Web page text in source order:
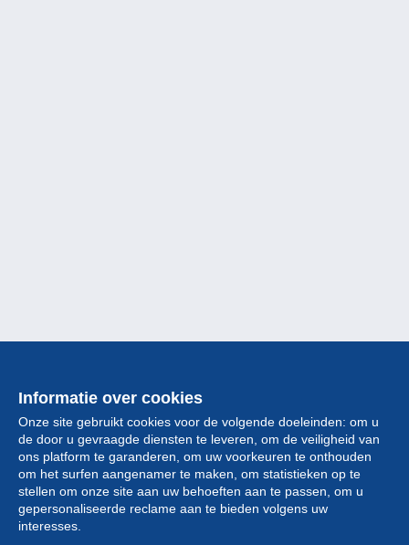
Informatie over cookies
Onze site gebruikt cookies voor de volgende doeleinden: om u
de door u gevraagde diensten te leveren, om de veiligheid van
ons platform te garanderen, om uw voorkeuren te onthouden
om het surfen aangenamer te maken, om statistieken op te
stellen om onze site aan uw behoeften aan te passen, om u
gepersonaliseerde reclame aan te bieden volgens uw
interesses.
Collectie